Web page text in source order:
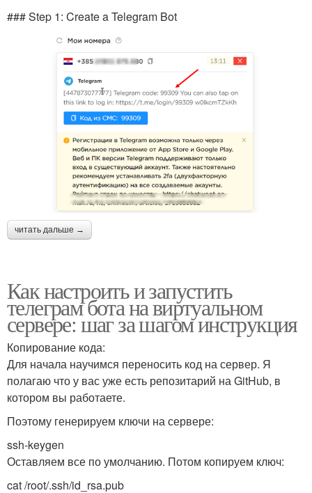
### Step 1: Create a Telegram Bot
читать дальше →
Как настроить и запустить
телеграм бота на виртуальном
сервере: шаг за шагом инструкция
Копирование кода:
Для начала научимся переносить код на сервер. Я
полагаю что у вас уже есть репозитарий на GitHub, в
котором вы работаете.
Поэтому генерируем ключи на сервере:
ssh-keygen
Оставляем все по умолчанию. Потом копируем ключ:
cat /root/.ssh/id_rsa.pub